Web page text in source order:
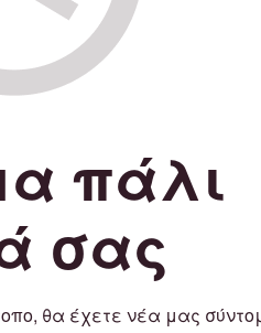
πάλι
σας
θα έχετε νέα μας